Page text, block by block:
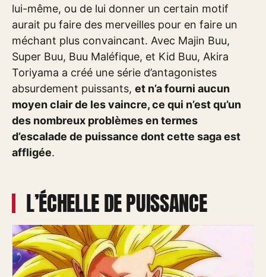
lui-même, ou de lui donner un certain motif
aurait pu faire des merveilles pour en faire un
méchant plus convaincant. Avec Majin Buu,
Super Buu, Buu Maléfique, et Kid Buu, Akira
Toriyama a créé une série d’antagonistes
absurdement puissants, et n’a fourni aucun
moyen clair de les vaincre, ce qui n’est qu’un
des nombreux problèmes en termes
d’escalade de puissance dont cette saga est
affligée.
L’ÉCHELLE DE PUISSANCE